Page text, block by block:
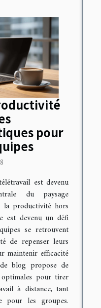
pour
est devenu
du paysage
la productivité hors
est devenu un défi
se retrouvent
de repenser leurs
maintenir efficacité
blog propose de
pour tirer
à distance, tant
pour les groupes.